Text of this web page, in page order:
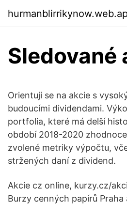
Sledované
Orientuji se na akcie s
budoucími dividendami.
portfolia, které má delší
období 2018-2020
zvolené metriky výpočtu,
stržených daní z dividend.
Akcie cz online, kurzy.cz/
Burzy cenných papírů Praha